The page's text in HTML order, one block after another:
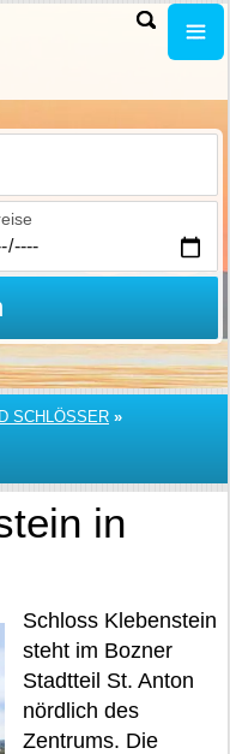
SCHLÖSSER »
in
Schloss Klebenstein
steht im Bozner
Stadtteil St. Anton
nördlich des
Zentrums. Die